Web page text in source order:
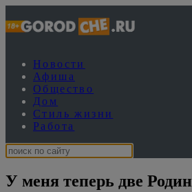
Новости
Афиша
Общество
Дом
Стиль жизни
Работа
У меня теперь две